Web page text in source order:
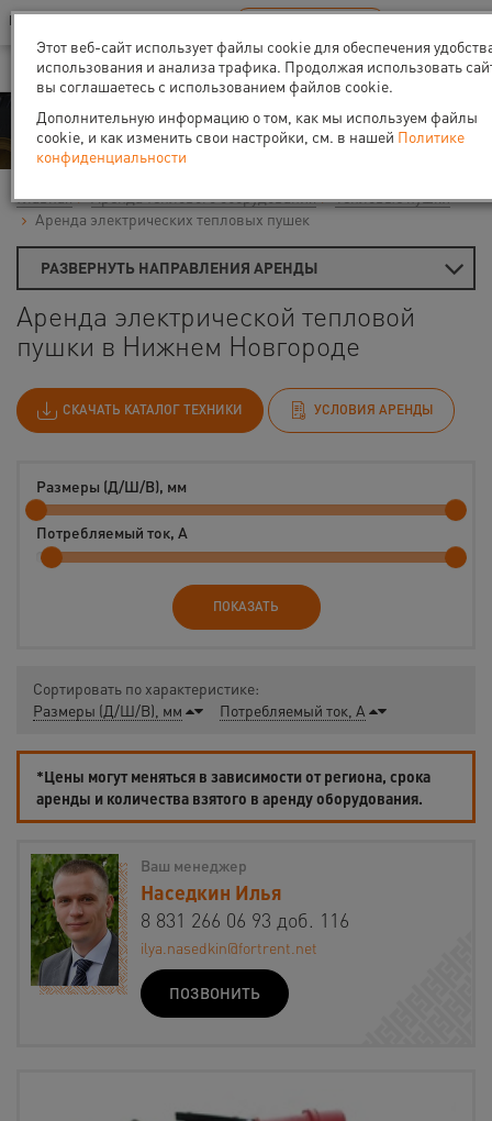
Ваш город:Нижний Новгород
В Вашем регионе нет наших офисов RU EN
Аренда
Главная Аренда теплового оборудования
Тепловые пушки
Аренда электрических тепловых пушек
РАЗВЕРНУТЬ НАПРАВЛЕНИЯ АРЕНДЫ
Аренда электрической тепловой
пушки в Нижнем Новгороде
СКАЧАТЬ КАТАЛОГ ТЕХНИКИ УСЛОВИЯ АРЕНДЫ
Размеры (Д/Ш/В), мм
Потребляемый ток, А
ПОКАЗАТЬ
Сортировать по характеристике:
Размеры (Д/Ш/В), мм
Потребляемый ток, А
*Цены могут меняться в зависимости от региона, срока
аренды и количества взятого в аренду оборудования.
Ваш менеджер
Наседкин Илья
8 831 266 06 93 доб. 116
ilya.nasedkin@fortrent.net
ПОЗВОНИТЬ
Этот веб-сайт использует файлы cookie для обеспечения
использования и анализа трафика. Продолжая использовать
вы соглашаетесь с использованием файлов cookie.
Дополнительную информацию о том, как мы используем файлы
cookie, и как изменить свои настройки, см. в нашей Политике
конфиденциальности